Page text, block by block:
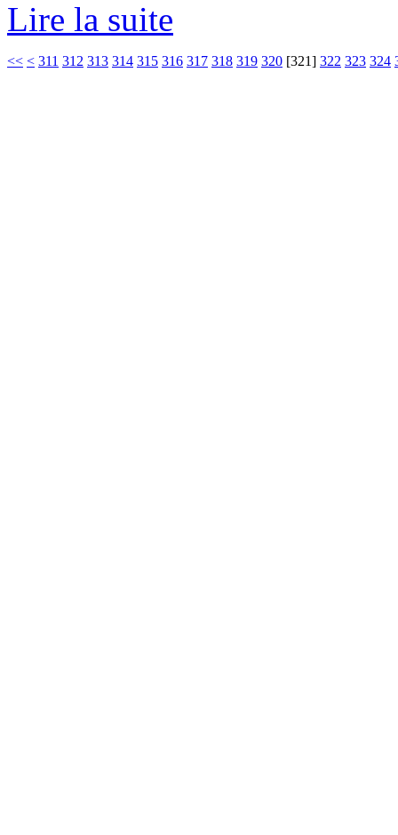
Lire la suite
<< < 311 312 313 314 315 316 317 318 319 320 [321] 322 323 324